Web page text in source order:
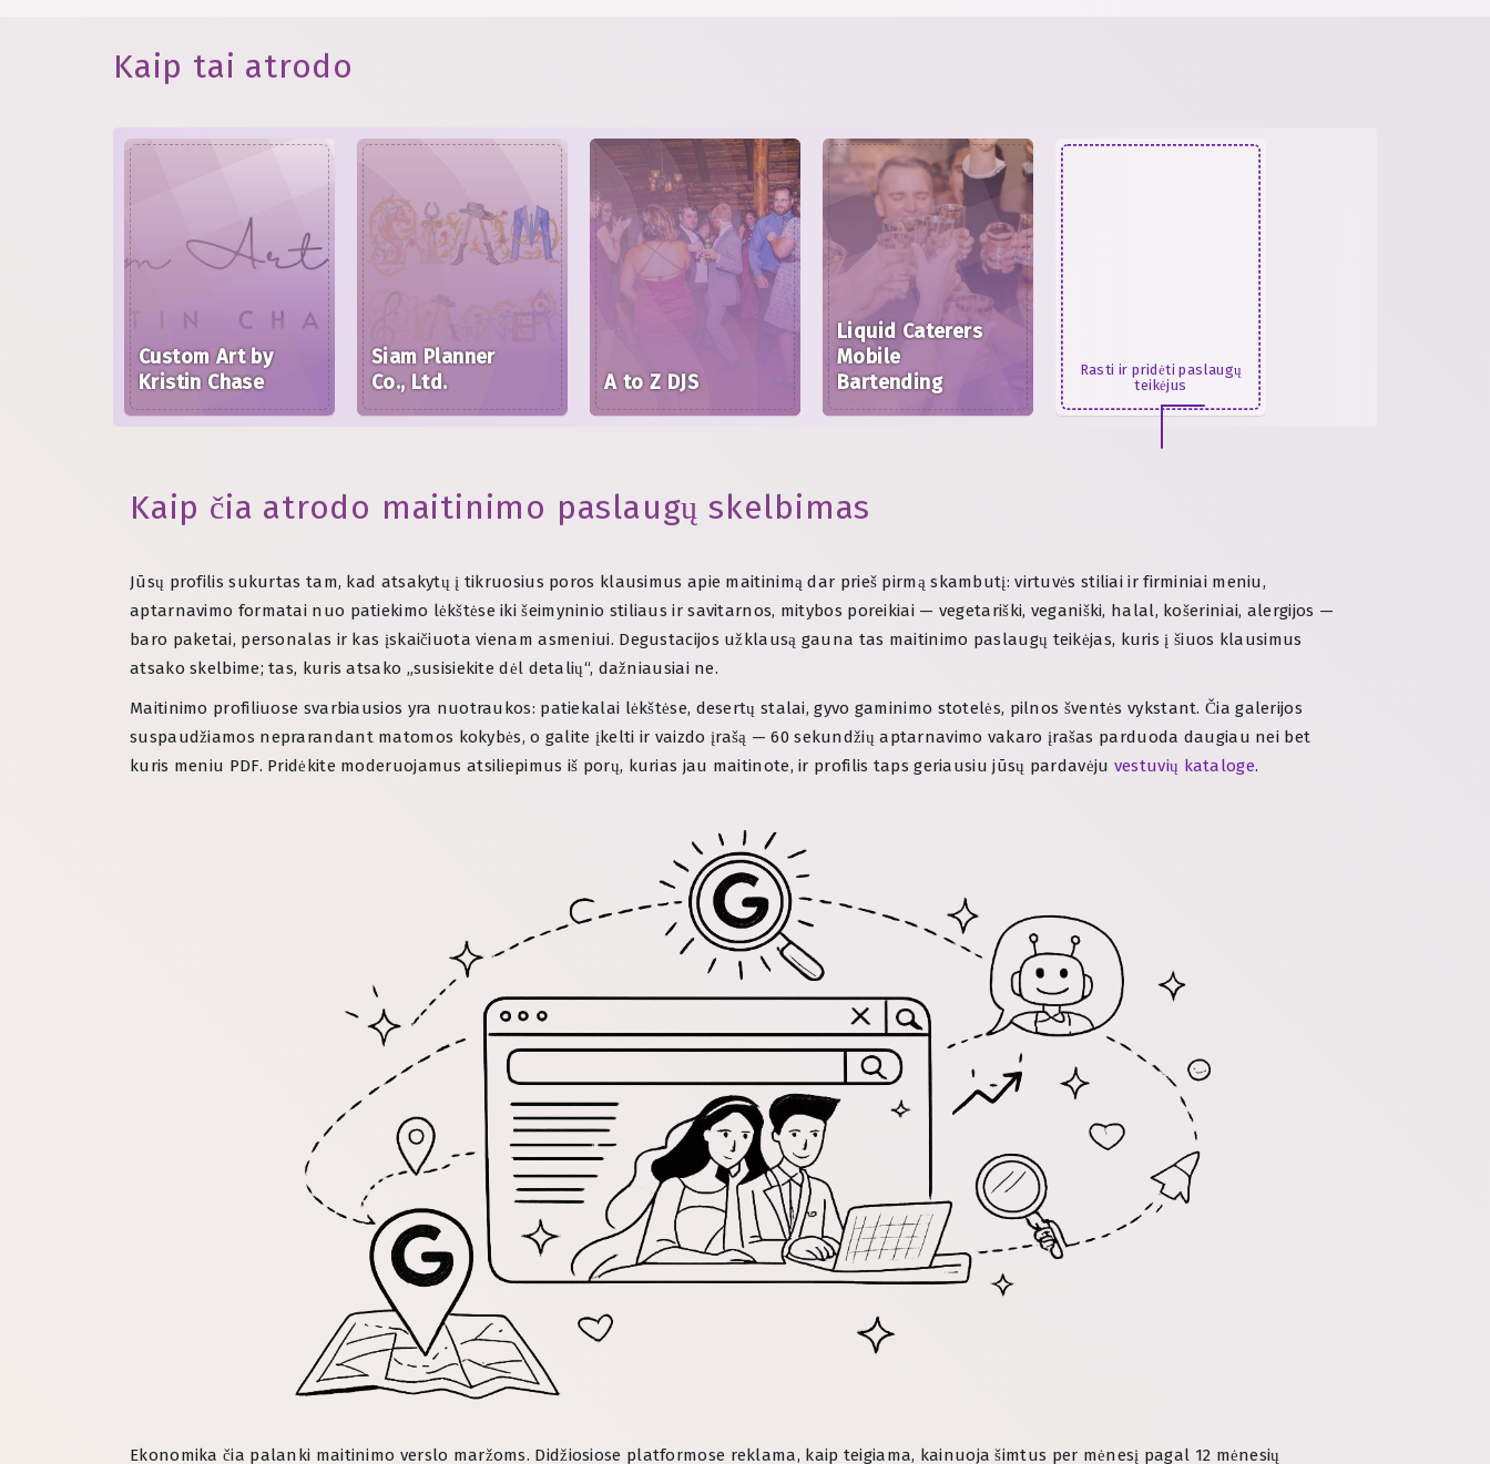
Kaip tai atrodo
Custom Art by
Kristin Chase
Siam Planner
Co., Ltd.
A to Z DJS
Liquid Caterers
Mobile
Bartending
Rasti ir pridėti paslaugų
teikėjus
Kaip čia atrodo maitinimo paslaugų skelbimas
Jūsų profilis sukurtas tam, kad atsakytų į tikruosius poros klausimus apie maitinimą dar prieš pirmą skambutį: virtuvės stiliai ir firminiai meniu,
aptarnavimo formatai nuo patiekimo lėkštėse iki šeimyninio stiliaus ir savitarnos, mitybos poreikiai — vegetariški, veganiški, halal, košeriniai, alergijos —
baro paketai, personalas ir kas įskaičiuota vienam asmeniui. Degustacijos užklausą gauna tas maitinimo paslaugų teikėjas, kuris į šiuos klausimus
atsako skelbime; tas, kuris atsako „susisiekite dėl detalių“, dažniausiai ne.
Maitinimo profiliuose svarbiausios yra nuotraukos: patiekalai lėkštėse, desertų stalai, gyvo gaminimo stotelės, pilnos šventės vykstant. Čia galerijos
suspaudžiamos neprarandant matomos kokybės, o galite įkelti ir vaizdo įrašą — 60 sekundžių aptarnavimo vakaro įrašas parduoda daugiau nei bet
kuris meniu PDF. Pridėkite moderuojamus atsiliepimus iš porų, kurias jau maitinote, ir profilis taps geriausiu jūsų pardavėju vestuvių kataloge.
Ekonomika čia palanki maitinimo verslo maržoms. Didžiosiose platformose reklama, kaip teigiama, kainuoja šimtus per mėnesį pagal 12 mėnesių